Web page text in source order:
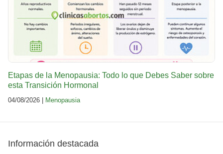
Etapas de la Menopausia: Todo lo que Debes Saber sobre
esta Transición Hormonal
04/08/2026 | Menopausia
Información destacada